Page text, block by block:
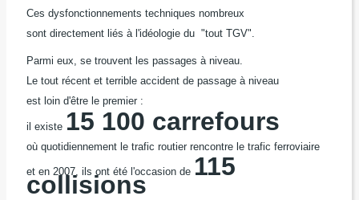
Ces dysfonctionnements techniques nombreux
sont directement liés à l'idéologie du "tout TGV".
Parmi eux, se trouvent les passages à niveau.
Le tout récent et terrible accident de passage à niveau
est loin d'être le premier :
il existe 15 100 carrefours
où quotidiennement le trafic routier rencontre le trafic ferroviaire
et en 2007, ils ont été l'occasion de 115
collisions